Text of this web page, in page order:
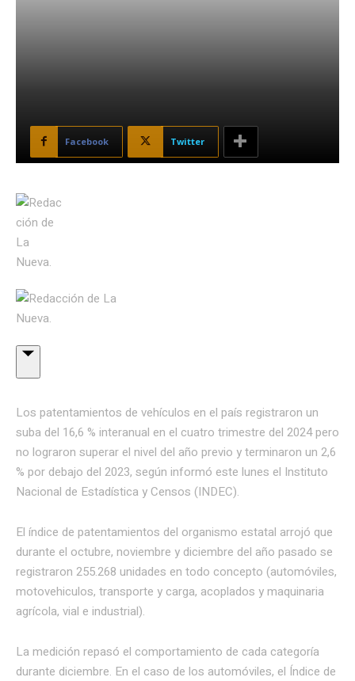
Facebook Twitter
Los patentamientos de vehículos en el país registraron un
suba del 16,6 % interanual en el cuatro trimestre del 2024 pero
no lograron superar el nivel del año previo y terminaron un 2,6
% por debajo del 2023, según informó este lunes el Instituto
Nacional de Estadística y Censos (INDEC).
El índice de patentamientos del organismo estatal arrojó que
durante el octubre, noviembre y diciembre del año pasado se
registraron 255.268 unidades en todo concepto (automóviles,
motovehiculos, transporte y carga, acoplados y maquinaria
agrícola, vial e industrial).
La medición repasó el comportamiento de cada categoría
durante diciembre. En el caso de los automóviles, el Índice de